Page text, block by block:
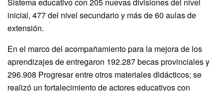
Sistema educativo con 205 nuevas divisiones del nivel
inicial, 477 del nivel secundario y más de 60 aulas de
extensión.
En el marco del acompañamiento para la mejora de los
aprendizajes de entregaron 192.287 becas provinciales y
296.908 Progresar entre otros materiales didácticos; se
realizó un fortalecimiento de actores educativos con